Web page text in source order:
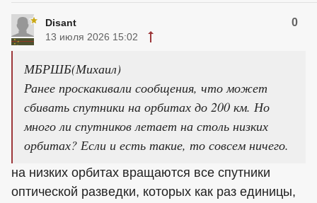
Disant 0
13 июля 2026 15:02
МБРШБ(Михаил)
Ранее проскакивали сообщения, что может
сбивать спутники на орбитах до 200 км. Но
много ли спутников летает на столь низких
орбитах? Если и есть такие, то совсем ничего.
на низких орбитах вращаются все спутники
оптической разведки, которых как раз единицы,